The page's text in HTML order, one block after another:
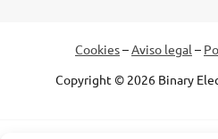
Cookies–Aviso legal –
Copyright © 2026 Binary